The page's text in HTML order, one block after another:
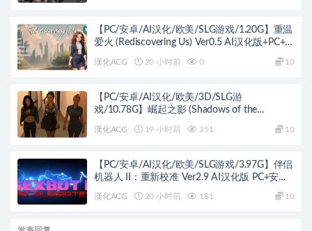
【PC/安卓/AI汉化/欧美/SLG游戏/1.20G】重温
爱火 (Rediscovering Us) Ver0.5 AI汉化版+PC+安
漢化ACG 20 小时前 0 10
【PC/安卓/AI汉化/欧美/3D/SLG游
戏/10.78G】崛起之影 (Shadows of the
Ascendant) Day 3 August AI汉化版 PC+安卓
+欧美3D SLG+10.78G
漢化ACG 19 小时前 251 10
【PC/安卓/AI汉化/欧美/SLG游戏/3.97G】伴侣
机器人 II：重新校准 Ver2.9 AI汉化版 PC+安卓
漢化ACG 20 小时前 181 10